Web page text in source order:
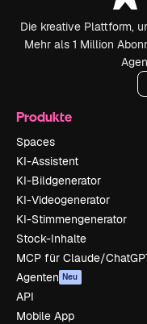
Die kreative Plattform,
Mehr als 1 Million
Produkte
Spaces
KI-Assistent
KI-Bildgenerator
KI-Videogenerator
KI-Stimmengenerator
Stock-Inhalte
MCP für Claude/
Agenten Neu
API
Mobile App